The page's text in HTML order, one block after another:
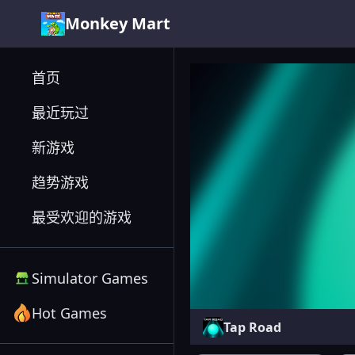
Monkey Mart
首页
最近玩过
新游戏
趋势游戏
最受欢迎的游戏
Simulator Games
Hot Games
Tap Road